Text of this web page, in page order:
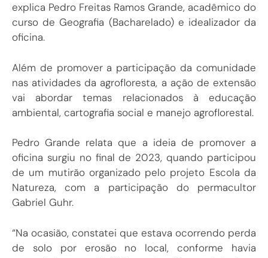
explica Pedro Freitas Ramos Grande, acadêmico do
curso de Geografia (Bacharelado) e idealizador da
oficina.
Além de promover a participação da comunidade
nas atividades da agrofloresta, a ação de extensão
vai abordar temas relacionados à educação
ambiental, cartografia social e manejo agroflorestal.
Pedro Grande relata que a ideia de promover a
oficina surgiu no final de 2023, quando participou
de um mutirão organizado pelo projeto Escola da
Natureza, com a participação do permacultor
Gabriel Guhr.
“Na ocasião, constatei que estava ocorrendo perda
de solo por erosão no local, conforme havia